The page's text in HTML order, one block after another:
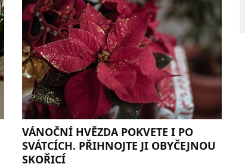
VÁNOČNÍ HVĚZDA POKVETE I PO
SVÁTCÍCH. PŘIHNOJTE JI OBYČEJNOU
SKOŘICÍ